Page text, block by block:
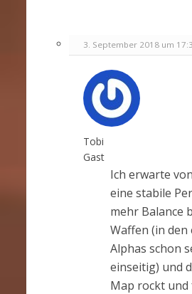
3. September 2018 um
Tobi
Gast
Ich erwarte
eine stabile
mehr Balance
Waffen (in den
Alphas schon
einseitig) und
Map rockt